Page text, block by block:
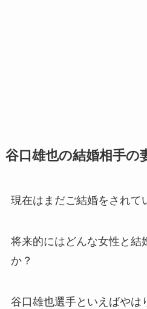
谷口雄也の結婚相手の
現在はまだご結婚をされて
将来的にはどんな女性と結
か？
谷口雄也選手といえばやは